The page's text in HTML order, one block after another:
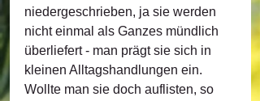
niedergeschrieben, ja sie werden
nicht einmal als Ganzes mündlich
überliefert - man prägt sie sich in
kleinen Alltagshandlungen ein.
Wollte man sie doch auflisten, so